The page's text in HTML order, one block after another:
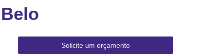
de Janeiro
Cordão de Crachá
Solicite um orçamento